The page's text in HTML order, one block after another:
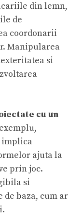
din lemn,
de
coordonarii
Manipularea
si
cu un
implica
ajuta la
prin joc.
si
de baza, cum ar